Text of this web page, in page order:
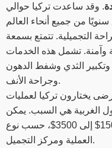
. وقد ساعدت تركيا حوالي
التجميلية. تتمتع بسمعة
وآمنة. تشمل هذه الخدمات
الثدي وشفط الدهون
وجراحة الأنف.
يختارون تركيا لعمليات
الغربية هي السبب. يمكن
أن تتراوح تكلفة هذه العمليات بين 1500$ إلى 3500$، حسب نوع
العملية ومركز التجميل.